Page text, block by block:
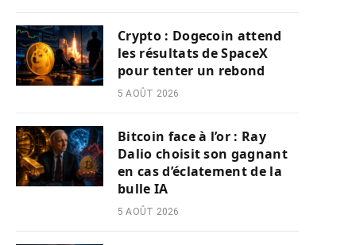
Crypto : Dogecoin attend
les résultats de SpaceX
pour tenter un rebond
5 AOÛT 2026
Bitcoin face à l’or : Ray
Dalio choisit son gagnant
en cas d’éclatement de la
bulle IA
5 AOÛT 2026